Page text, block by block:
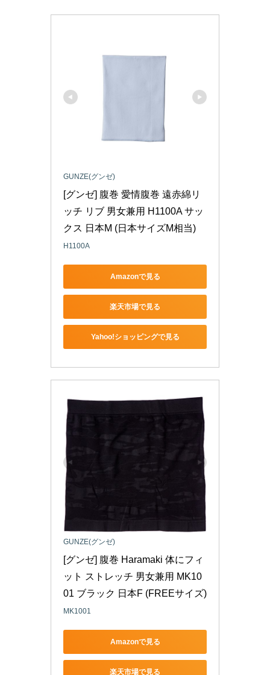
GUNZE(グンゼ)
[グンゼ] 腹巻 愛情腹巻 遠赤綿リ
ッチ リブ 男女兼用 H1100A サッ
クス 日本M (日本サイズM相当)
H1100A
Amazonで見る
楽天市場で見る
Yahoo!ショッピングで見る
GUNZE(グンゼ)
[グンゼ] 腹巻 Haramaki 体にフィ
ット ストレッチ 男女兼用 MK10
01 ブラック 日本F (FREEサイズ)
MK1001
Amazonで見る
楽天市場で見る